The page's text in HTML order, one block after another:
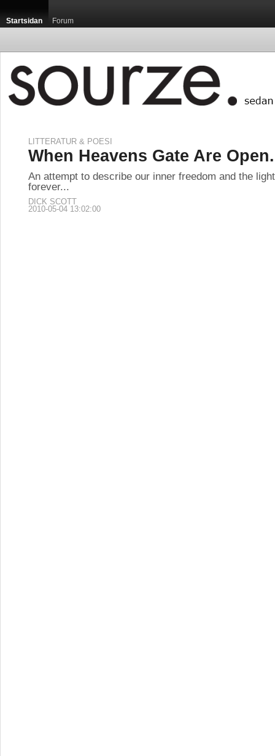
Startsidan Forum
LITTERATUR & POESI
When Heavens Gate Are
An attempt to describe our inner freedom and the
forever...
DICK SCOTT
2010-05-04 13:02:00